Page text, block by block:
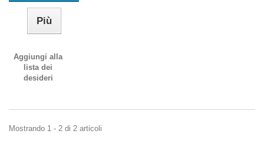
Più
Aggiungi alla
lista dei
desideri
Mostrando 1 - 2 di 2 articoli